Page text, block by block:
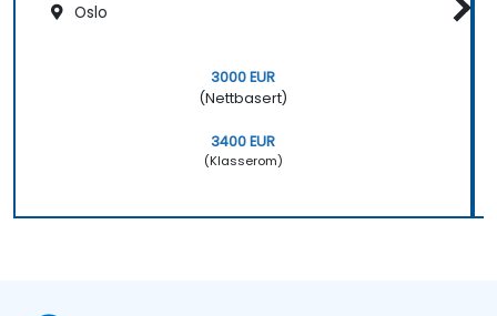
Oslo
3000 EUR
(Nettbasert)
3400 EUR
(Klasserom)